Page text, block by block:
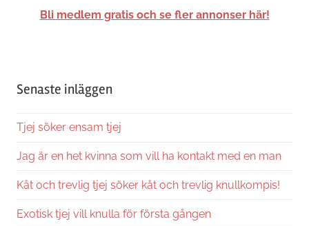
Bli medlem gratis och se fler annonser här!
Senaste inläggen
Tjej söker ensam tjej
Jag är en het kvinna som vill ha kontakt med en man
Kåt och trevlig tjej söker kåt och trevlig knullkompis!
Exotisk tjej vill knulla för första gången